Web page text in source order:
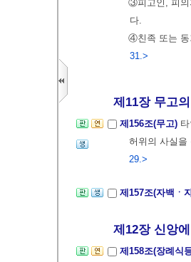
③피고인, 피의
다.
④친족 또는 동
31.>
제11장 무고의
제156조(무고)
허위의 사실을
29.>
제157조(자백ㆍ
제12장 신앙에
제158조(장례식